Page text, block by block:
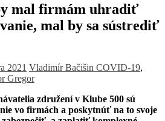
mal firmám uhradiť
mal by sa sústrediť
2021 Vladimír Bačišin COVID-19,
Gregor
združení v Klube 500 sú
vo firmách a poskytnúť na to svoje